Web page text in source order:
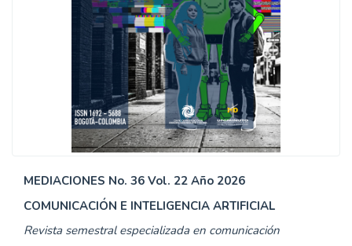
MEDIACIONES No. 36 Vol. 22 Año 2026
COMUNICACIÓN E INTELIGENCIA ARTIFICIAL
Revista semestral especializada en comunicación